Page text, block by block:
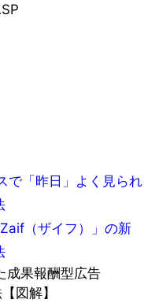
で「昨日」よく見られ
（ザイフ）」の新
成果報酬型広告
図解】